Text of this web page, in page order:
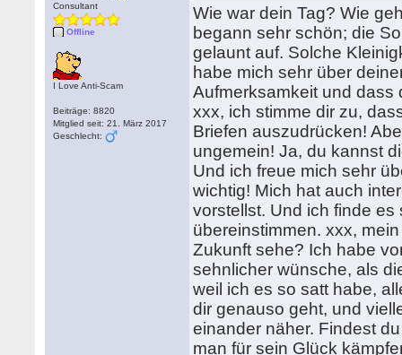
Consultant
Offline
I Love Anti-Scam
Beiträge: 8820
Mitglied seit: 21. März 2017
Geschlecht:
Wie war dein Tag? Wie
begann sehr schön; die
gelaunt auf. Solche
habe mich sehr über
Aufmerksamkeit und dass
xxx, ich stimme dir zu,
Briefen auszudrücken!
ungemein! Ja, du kannst
Und ich freue mich sehr
wichtig! Mich hat auch
vorstellst. Und ich finde
übereinstimmen. xxx,
Zukunft sehe? Ich habe
sehnlicher wünsche, als
weil ich es so satt habe,
dir genauso geht, und
einander näher. Findest
man für sein Glück